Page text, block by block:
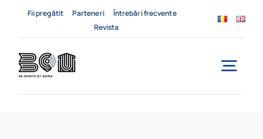
Fii pregătit Parteneri
Întrebări frecvente
Revista